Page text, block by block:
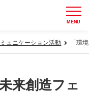
MENU
ュニケーション活動 「環
来創造フェ